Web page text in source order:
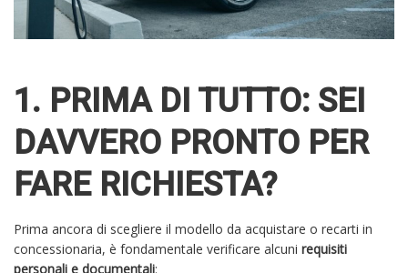
1. PRIMA DI TUTTO: SEI
DAVVERO PRONTO PER
FARE RICHIESTA?
Prima ancora di scegliere il modello da acquistare o recarti in
concessionaria, è fondamentale verificare alcuni requisiti
personali e documentali: